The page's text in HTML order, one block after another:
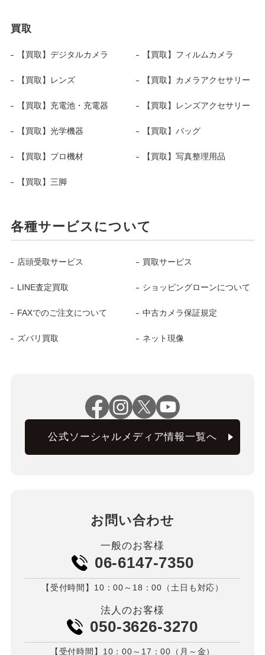
買取
【買取】デジタルカメラ 【買取】フィルムカメラ
【買取】レンズ 【買取】カメラアクセサリー
【買取】充電池・充電器 【買取】レンズアクセサリー
【買取】光学機器 【買取】バッグ
【買取】プロ機材 【買取】写真整理用品
【買取】三脚
各種サービスについて
店頭受取サービス 買取サービス
LINE査定買取 ショッピングローンについて
FAXでのご注文について 中古カメラ保証規定
ズバリ買取 ネット現像
公式ソーシャルメディア情報一覧へ
お問い合わせ
一般のお客様
06-6147-7350
【受付時間】10：00～18：00（土日も対応）
法人のお客様
050-3626-3270
【受付時間】10：00～17：00（月～金）